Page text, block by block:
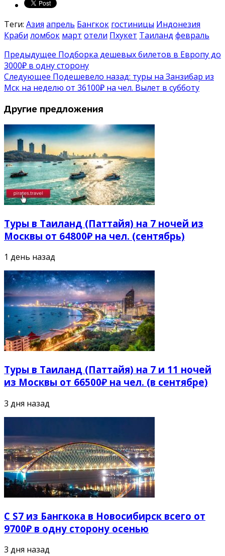
Теги: Азия апрель Бангкок гостиницы Индонезия
Краби ломбок март отели Пхукет Таиланд февраль
Предыдущее Подборка дешевых билетов в Европу до
3000₽ в одну сторону
Следующее Подешевело назад: туры на Занзибар из
Мск на неделю от 36100₽ на чел. Вылет в субботу
Другие предложения
Туры в Таиланд (Паттайя) на 7 ночей из
Москвы от 64800₽ на чел. (сентябрь)
1 день назад
Туры в Таиланд (Паттайя) на 7 и 11 ночей
из Москвы от 66500₽ на чел. (в сентябре)
3 дня назад
С S7 из Бангкока в Новосибирск всего от
9700₽ в одну сторону осенью
3 дня назад